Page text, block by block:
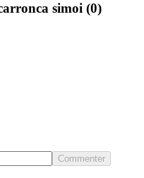
simoi (0)
Commenter